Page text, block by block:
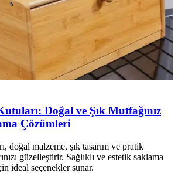
Doğal ve Şık Mutfağınız
Çözümleri
doğal malzeme, şık tasarım ve pratik
güzelleştirir. Sağlıklı ve estetik saklama
ideal seçenekler sunar.